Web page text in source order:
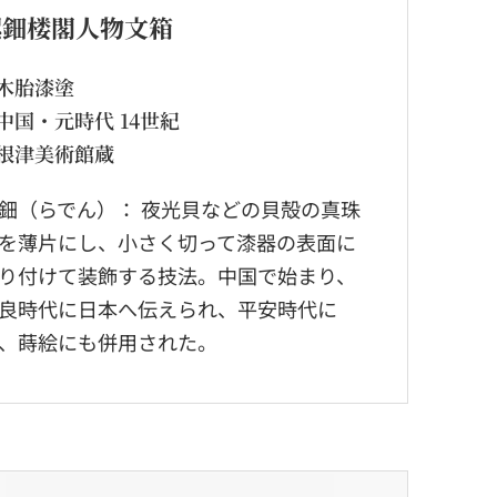
楼閣人物文箱
胎漆塗
国・元時代 14世紀
津美術館蔵
（らでん）： 夜光貝などの貝殻の真珠
薄片にし、小さく切って漆器の表面に
付けて装飾する技法。中国で始まり、
時代に日本へ伝えられ、平安時代に
蒔絵にも併用された。